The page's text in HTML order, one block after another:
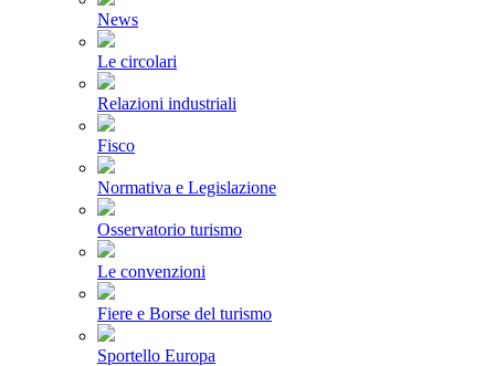
News
Le circolari
Relazioni industriali
Fisco
Normativa e Legislazione
Osservatorio turismo
Le convenzioni
Fiere e Borse del turismo
Sportello Europa